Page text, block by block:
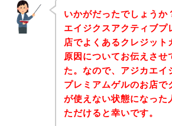
いかがだったでしょうか
エイジクスアクティブプ
店でよくあるクレジット
原因についてお伝えさせ
た。なので、アジカエイ
プレミアムゲルのお店で
が使えない状態になった
ただけると幸いです。